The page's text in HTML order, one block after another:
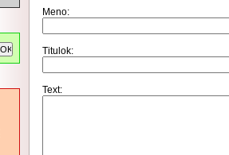
Meno:
Titulok:
Text: